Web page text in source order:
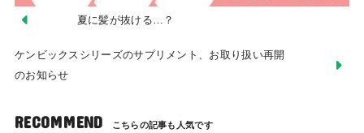
夏に髪が抜ける…？
ケンビックスシリーズのサプリメント、お取り扱い再開
のお知らせ
RECOMMEND